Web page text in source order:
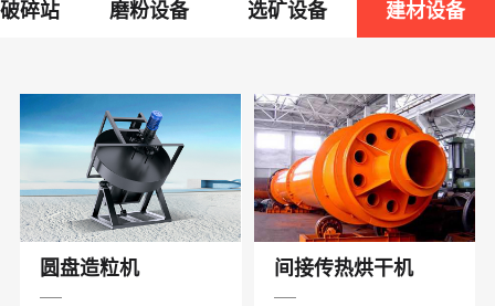
碎站 磨粉设备 选矿设备 建材设备
圆盘造粒机 间接传热烘干机